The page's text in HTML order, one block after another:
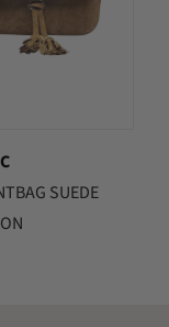
SUEDE